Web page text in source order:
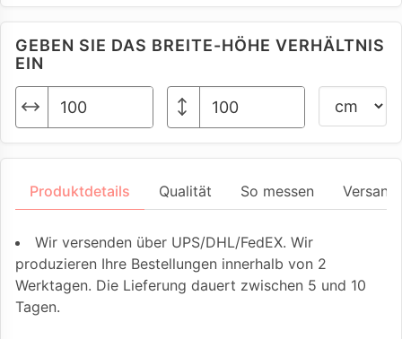
GEBEN SIE DAS BREITE-HÖHE VERHÄLTNIS
EIN
Produktdetails Qualität So messen
Wir versenden über UPS/DHL/FedEX. Wir
produzieren Ihre Bestellungen innerhalb von 2
Werktagen. Die Lieferung dauert zwischen 5 und 10
Tagen.